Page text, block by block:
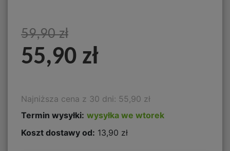
59,90 zł
55,90 zł
Najniższa cena z 30 dni: 55,90 zł
Termin wysyłki: wysyłka we wtorek
Koszt dostawy od: 13,90 zł